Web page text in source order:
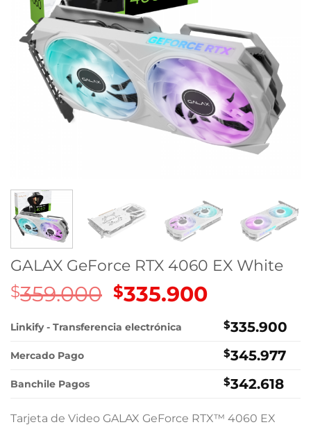
GALAX GeForce RTX 4060 EX White
$359.000 El
precio
original
$335.900El
actual
$335.900.
Linkify - Transferencia electrónica $335.900
Mercado Pago $345.977
Banchile Pagos $342.618
Tarjeta de Video GALAX GeForce RTX™ 4060 EX